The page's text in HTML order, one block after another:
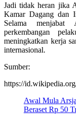
Jadi tidak heran jika
Kamar Dagang dan
Selama menjabat
perkembangan
meningkatkan kerja
internasional.
Sumber:
https://
Awal Mula
Beraset Rp 50